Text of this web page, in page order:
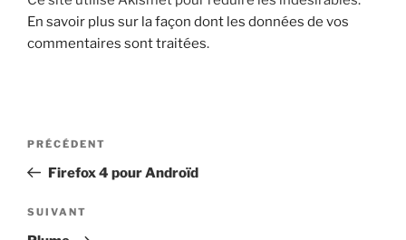
En savoir plus sur la façon dont les données de vos
commentaires sont traitées.
Navigation
l’article
Article
précédent
PRÉCÉDENT
Firefox 4 pour Androïd
Article
suivant
SUIVANT